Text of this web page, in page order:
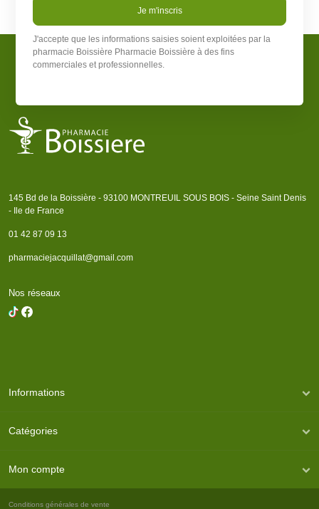
Je m'inscris
J'accepte que les informations saisies soient exploitées par la
pharmacie Boissière Pharmacie Boissière à des fins
commerciales et professionnelles.
145 Bd de la Boissière - 93100 MONTREUIL SOUS BOIS - Seine Saint Denis
- Ile de France
01 42 87 09 13
pharmaciejacquillat@gmail.com
Nos réseaux
Informations
Catégories
Mon compte
Conditions générales de vente